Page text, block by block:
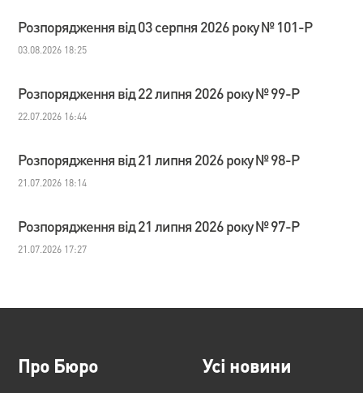
Розпорядження від 03 серпня 2026 року № 101-Р
03.08.2026 18:25
Розпорядження від 22 липня 2026 року № 99-Р
22.07.2026 16:44
Розпорядження від 21 липня 2026 року № 98-Р
21.07.2026 18:14
Розпорядження від 21 липня 2026 року № 97-Р
21.07.2026 17:27
Про Бюро Усі новини